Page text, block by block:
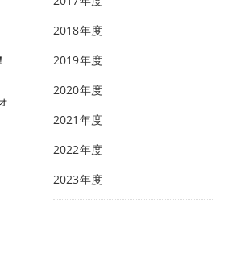
2018年度
2019年度
2020年度
2021年度
2022年度
2023年度